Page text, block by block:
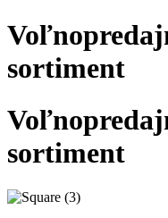
sortiment
sortiment